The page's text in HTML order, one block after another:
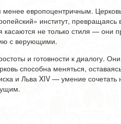
менее европоцентричным.
институт, превращаясь
касаются не только стиля — они
с верующими.
и готовности к диалогу.
способна меняться,
и Льва XIV — умение сочетать